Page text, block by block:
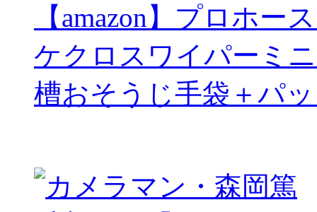
【amazon】プロホー
ケクロスワイパーミ
槽おそうじ手袋＋パ